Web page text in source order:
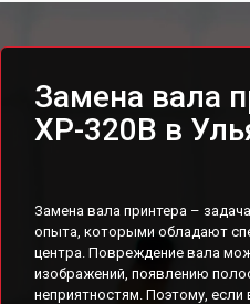
Замена вала
XP-320B в
Замена вала принтера –
опыта, которыми обладают
центра. Повреждение вала
изображений, появлению
неприятностям. Поэтому, если